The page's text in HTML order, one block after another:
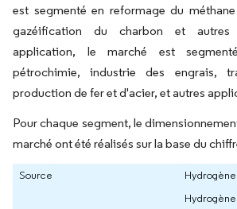
est segmenté en reformage du
gazéification du charbon et autres
application, le marché est
pétrochimie, industrie des engrais,
production de fer et d'acier, et autres
Pour chaque segment, le
marché ont été réalisés sur la base du
Source